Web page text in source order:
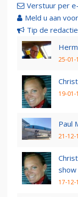
Verstuur per
Meld u aan
Tip de redactie
25-01-
19-01-
Paul
21-12-
show
17-12-